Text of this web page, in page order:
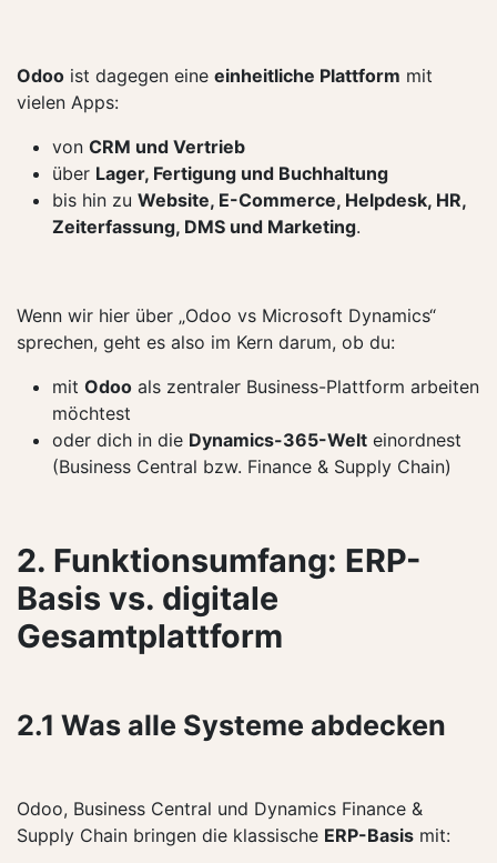
Odoo ist dagegen eine einheitliche Plattform mit
vielen Apps:
von CRM und Vertrieb
über Lager, Fertigung und Buchhaltung
bis hin zu Website, E-Commerce, Helpdesk, HR,
Zeiterfassung, DMS und Marketing.
Wenn wir hier über „Odoo vs Microsoft Dynamics“
sprechen, geht es also im Kern darum, ob du:
mit Odoo als zentraler Business-Plattform arbeiten
möchtest
oder dich in die Dynamics-365-Welt einordnest
(Business Central bzw. Finance & Supply Chain)
2. Funktionsumfang: ERP-
Basis vs. digitale
Gesamtplattform
2.1 Was alle Systeme abdecken
Odoo, Business Central und Dynamics Finance &
Supply Chain bringen die klassische ERP-Basis mit: